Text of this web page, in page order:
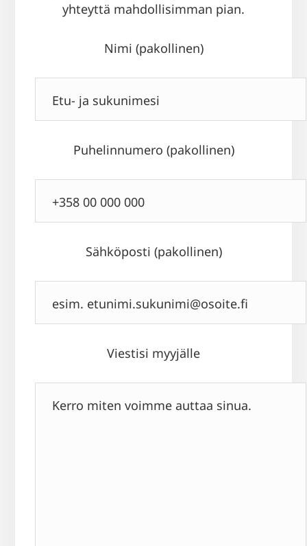
yhteyttä mahdollisimman pian.
Nimi (pakollinen)
Puhelinnumero (pakollinen)
Sähköposti (pakollinen)
Viestisi myyjälle